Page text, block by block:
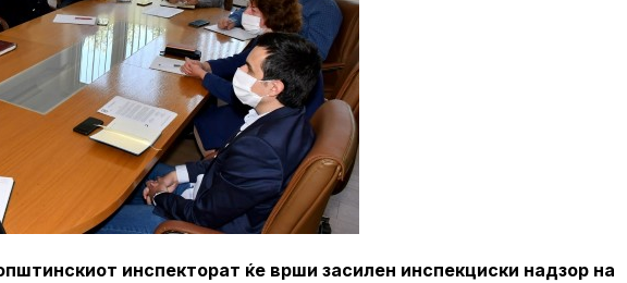
инспекторат ќе врши засилен инспекциски надзор на